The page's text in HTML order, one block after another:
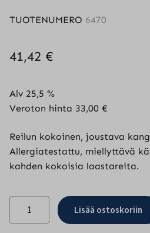
TUOTENUMERO 6470
41,42 €
Alv 25,5 %
Veroton hinta 33,00 €
Reilun kokoinen, joustava
Allergiatestattu, miellyttävä
kahden kokoisia laastareita.
Lisää ostoskoriin